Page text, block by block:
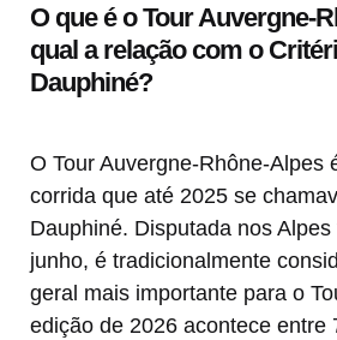
O que é o Tour Auvergne-
qual a relação com o
Dauphiné?
O Tour Auvergne-Rhône-Alpes
corrida que até 2025 se
Dauphiné. Disputada nos
junho, é tradicionalmente
geral mais importante para o
edição de 2026 acontece entre